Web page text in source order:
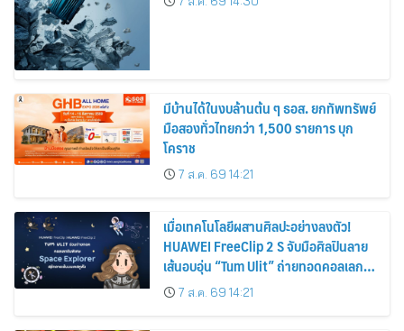
มีบ้านได้ในงบล้านต้น ๆ ธอส. ยกทัพทรัพย์
มือสองทั่วไทยกว่า 1,500 รายการ บุก
โคราช
7 ส.ค. 69 14:21
เมื่อเทคโนโลยีผสานศิลปะอย่างลงตัว!
HUAWEI FreeClip 2 S จับมือศิลปินลาย
เส้นอบอุ่น “Tum Ulit” ถ่ายทอดคอลเลก
ชันพิเศษ “Space Explorer” สลักลายเส้น
บนเคสหูฟัง
7 ส.ค. 69 14:21